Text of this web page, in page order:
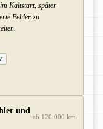
Kaltstart, später
Fehler zu
und
ab 120.000 km